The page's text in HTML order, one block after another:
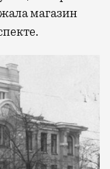
магазин